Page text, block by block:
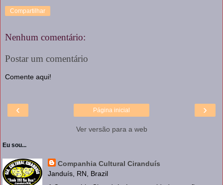
Compartilhar
Nenhum comentário:
Postar um comentário
Comente aqui!
‹ ›
Página inicial
Ver versão para a web
Eu sou...
Companhia Cultural Ciranduís
Janduís, RN, Brazil